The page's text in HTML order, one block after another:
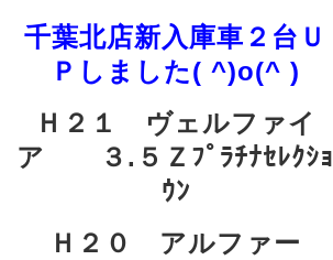
千葉北店新入庫車２台Ｕ
Ｐしました( ^)o(^ )
Ｈ２１ ヴェルファイ
ア ３.５Ｚﾌﾟﾗﾁﾅｾﾚｸｼｮ
ｳﾝ
Ｈ２０ アルファー